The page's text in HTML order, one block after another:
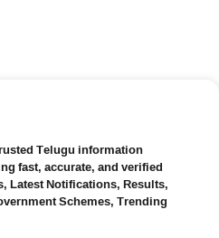
Telugu information
fast, accurate, and verified
Latest Notifications, Results,
Schemes, Trending